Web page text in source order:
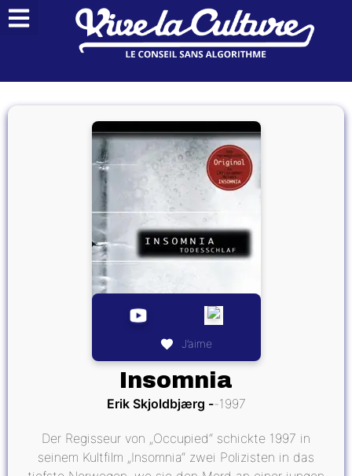
J’aime
Insomnia
Erik Skjoldbjærg 1997
Der Regisseur von „Occupied“ schickte 1997 in
seinem Kultfilm „Insomnia“ zwei Polizisten in das